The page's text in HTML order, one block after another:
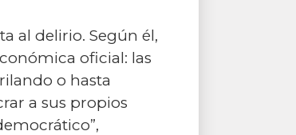
al delirio. Según él,
oficial: las
o hasta
a sus propios